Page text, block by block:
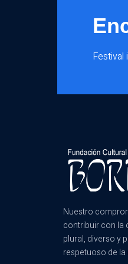
Nuestro
contribuir con la
plural, diverso y
respetuoso de